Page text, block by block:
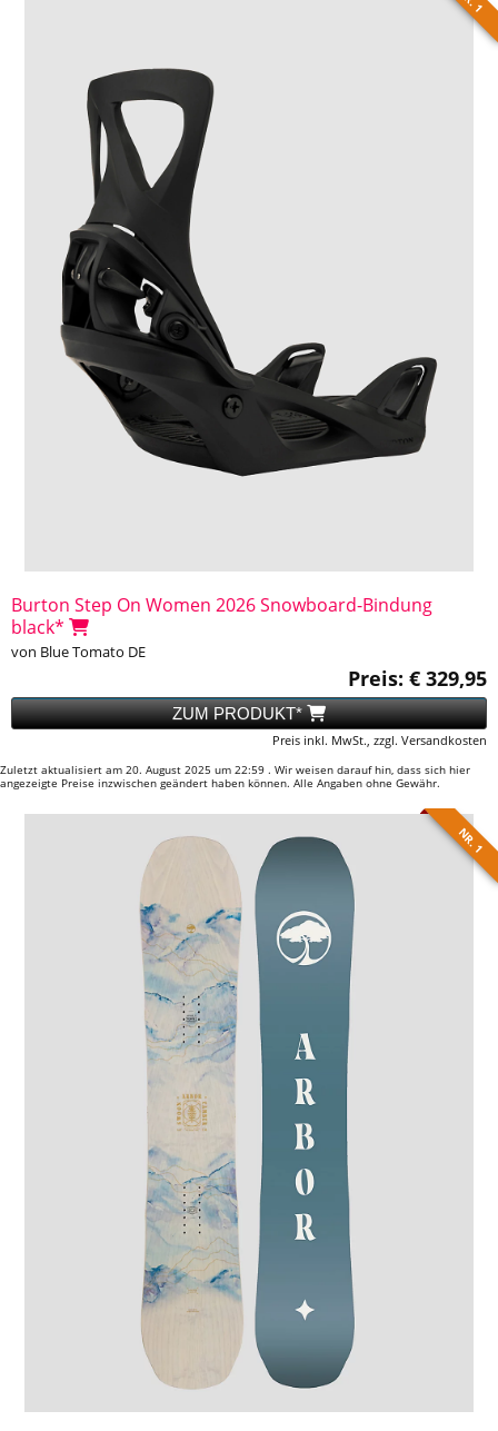
Burton Step On Women 2026 Snowboard-Bindung
black*
von Blue Tomato DE
Preis: € 329,95
ZUM PRODUKT*
Preis inkl. MwSt., zzgl. Versandkosten
Zuletzt aktualisiert am 20. August 2025 um 22:59 . Wir weisen darauf hin, dass sich hier
angezeigte Preise inzwischen geändert haben können. Alle Angaben ohne Gewähr.
NR. 1